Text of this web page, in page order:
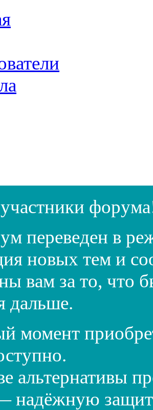
переведен в
новых тем и
вам за то, что
дальше.
момент
альтернативы
надёжную